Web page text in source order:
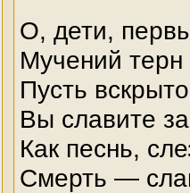
О, дети,
Мучений
Пусть
Вы славите
Как песнь,
Смерть —